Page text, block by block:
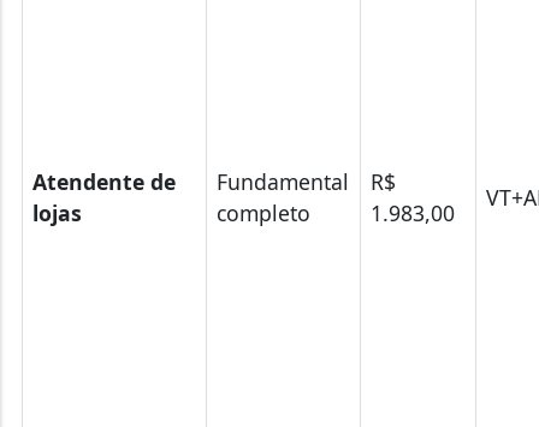
Atendente de
lojas
Fundamental
completo
R$
1.983,00